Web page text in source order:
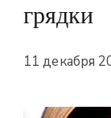
грядки
11 декабря